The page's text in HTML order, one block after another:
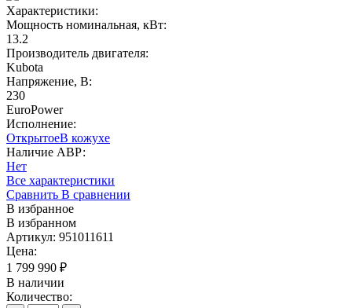
Характеристики:
Мощность номинальная, кВт:
13.2
Производитель двигателя:
Kubota
Напряжение, В:
230
EuroPower
Исполнение:
ОткрытоеВ кожухе
Наличие АВР:
Нет
Все характеристики
Сравнить В сравнении
В избранное
В избранном
Артикул: 951011611
Цена:
1 799 990 ₽
В наличии
Количество: